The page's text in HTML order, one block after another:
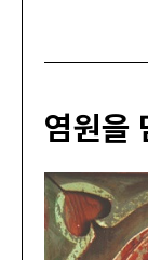
염원을